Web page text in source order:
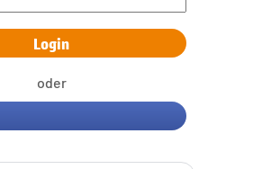
oder